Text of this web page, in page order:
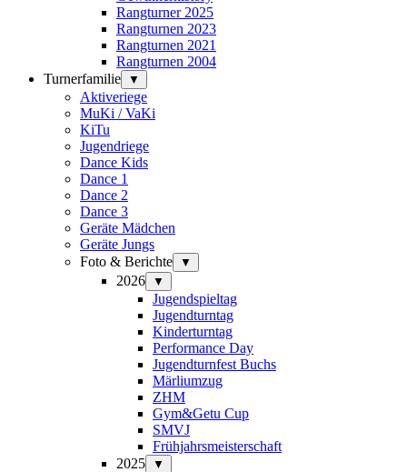
Rangturner 2025
Rangturnen 2023
Rangturnen 2021
Rangturnen 2004
Turnerfamilie
▼
Aktiveriege
MuKi / VaKi
KiTu
Jugendriege
Dance Kids
Dance 1
Dance 2
Dance 3
Geräte Mädchen
Geräte Jungs
Foto & Berichte
▼
2026 ▼
Jugendspieltag
Jugendturntag
Kinderturntag
Performance Day
Jugendturnfest Buchs
Märliumzug
ZHM
Gym&Getu Cup
SMVJ
Frühjahrsmeisterschaft
2025
▼